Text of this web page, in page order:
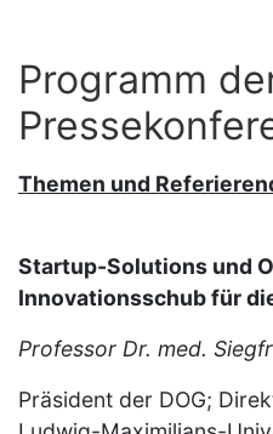
Programm
Themen und
Startup-Solutions und
Innovationsschub für
Professor Dr. med.
Präsident der DOG;